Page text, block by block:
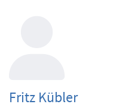
Fritz Kübler